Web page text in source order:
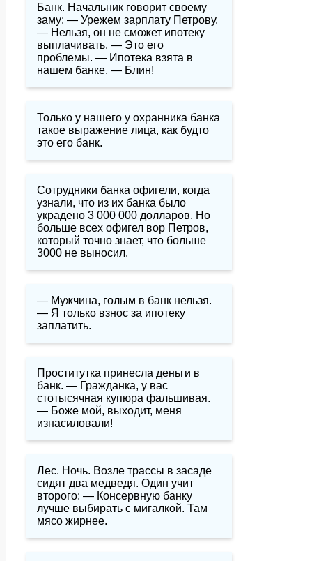
Банк. Начальник говорит своему
заму: — Урежем зарплату Петрову.
— Нельзя, он не сможет ипотеку
выплачивать. — Это его
проблемы. — Ипотека взята в
нашем банке. — Блин!
Только у нашего у охранника банка
такое выражение лица, как будто
это его банк.
Сотрудники банка офигели, когда
узнали, что из их банка было
украдено 3 000 000 долларов. Но
больше всех офигел вор Петров,
который точно знает, что больше
3000 не выносил.
— Мужчина, голым в банк нельзя.
— Я только взнос за ипотеку
заплатить.
Проститутка принесла деньги в
банк. — Гражданка, у вас
стотысячная купюра фальшивая.
— Боже мой, выходит, меня
изнасиловали!
Лес. Ночь. Возле трассы в засаде
сидят два медведя. Один учит
второго: — Консервную банку
лучше выбирать с мигалкой. Там
мясо жирнее.